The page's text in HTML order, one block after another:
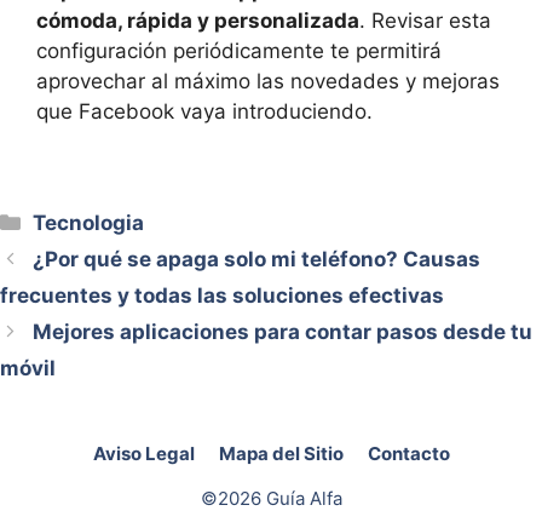
cómoda, rápida y personalizada. Revisar esta
configuración periódicamente te permitirá
aprovechar al máximo las novedades y mejoras
que Facebook vaya introduciendo.
Categorías
Tecnologia
¿Por qué se apaga solo mi teléfono? Causas
frecuentes y todas las soluciones efectivas
Mejores aplicaciones para contar pasos desde tu
móvil
Aviso Legal Mapa del Sitio
Contacto
©2026 Guía Alfa